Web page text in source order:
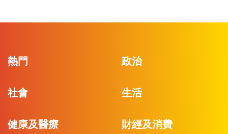
熱門 政治
社會 生活
健康及醫療 財經及消費